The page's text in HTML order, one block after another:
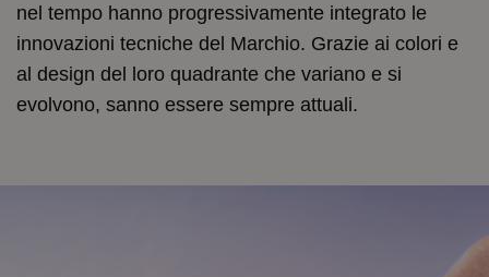
nel tempo hanno progressivamente integrato le
innovazioni tecniche del Marchio. Grazie ai colori e
al design del loro quadrante che variano e si
evolvono, sanno essere sempre attuali.